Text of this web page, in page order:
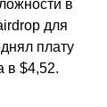
в
для
плату
в $4,52.